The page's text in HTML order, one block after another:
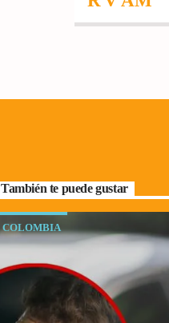
También te puede gustar
COLOMBIA